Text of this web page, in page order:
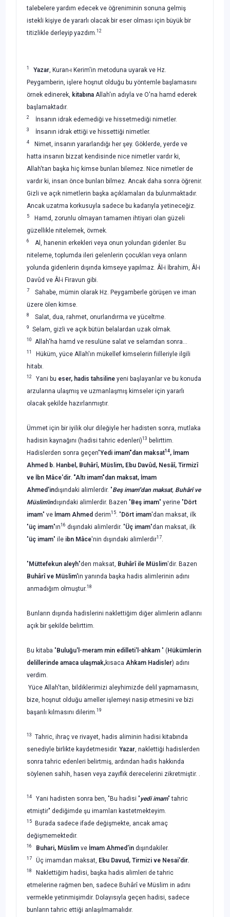
talebelere yardım edecek ve öğreniminin sonuna gelmiş
istekli kişiye de yararlı olacak bir eser olması için büyük bir
titizlikle derleyip yazdım.12
1 Yazar, Kuran-ı Kerim'in metoduna uyarak ve Hz.
Peygamberin, işlere hoşnut olduğu bu yöntemle başlamasını
örnek edinerek, kitabına Allah'ın adıyla ve O'na hamd ederek
başlamaktadır.
2 İnsanın idrak edemediği ve hissetmediği nimetler.
3 İnsanın idrak ettiği ve hissettiği nimetler.
4 Nimet, insanın yararlandığı her şey. Göklerde, yerde ve
hatta insanın bizzat kendisinde nice nimetler vardır ki,
Allah'tan başka hiç kimse bunları bilemez. Nice nimetler de
vardır ki, insan önce bunları bil­mez. Ancak daha sonra öğrenir.
Gizli ve açık nimetlerin başka açıklamaları da bulunmaktadır.
Ancak uzatma korkusuyla sadece bu kadarıyla yetineceğiz.
5 Hamd, zorunlu olmayan tamamen ihtiyari olan güzeli
güzellikle nitelemek, övmek.
6
Al, hanenin erkekleri veya onun yolundan gidenler. Bu
niteleme, toplumda ileri gelenlerin çocukları veya onların
yolunda gidenlerin dışında kimseye yapılmaz. Âl-i İbrahim, Âl-i
Davûd ve Âl-i Firavun gibi.
7
Sahabe, mümin olarak Hz. Peygamberle görüşen ve iman
üzere ölen kimse.
8 Salat, dua, rahmet, onurlandırma ve yüceltme.
9 Selam, gizli ve açık bütün belalardan uzak olmak.
10 Allah'ha hamd ve resulüne salat ve selamdan sonra...
11
Hüküm, yüce Allah'ın mükellef kimselerin fiilleriyle ilgili
hitabı.
12 Yani bu eser, hadis tahsiline yeni başlayanlar ve bu konuda
arzularına ulaşmış ve uzmanlaşmış kimse­ler için yararlı
olacak şekilde hazırlanmıştır.
Ümmet için bir iyilik olur dileğiyle her hadisten sonra, mutlaka
hadisin kayna­ğını (hadisi tahric edenleri)13 belirttim.
Hadislerden sonra geçen"Yedi imam"dan maksat14, İmam
Ahmed b. Hanbel, Buhârî, Müslim, Ebu Davûd, Nesâî, Tirmizî
ve İbn Mâce'dir. "Altı imam"dan maksat, İmam
Ahmed'indışındaki alimlerdir. "Beş imam"dan maksat, Buhârî ve
Müslim'indışındaki alimlerdir. Bazen "Beş imam" yerine "Dört
imam" ve İmam Ahmed derim15. "Dört imam'dan maksat, ilk
"üç imam"ın16 dışındaki alimlerdir. "Üç imam"dan maksat, ilk
"üç imam" ile ibn Mâce'nin dışındaki alimlerdir17.
"Müttefekun aleyh"den maksat, Buhârî ile Müslim'­dir. Bazen
Buhârî ve Müslim'in yanında başka hadis alimlerinin adını
anmadığım olmuştur.18
Bunların dışında hadislerini naklettiğim diğer alimlerin adlarını
açık bir şekilde belirttim.
Bu kitaba "Buluğu'l-meram min edilleti'l-ahkam " (Hükümlerin
delillerinde amaca ulaşmak,kısaca Ahkam Hadisler) adını
verdim.
Yüce Allah'tan, bildiklerimizi aleyhimizde delil yapmamasını,
bize, hoşnut olduğu ameller işlemeyi nasip etmesini ve bizi
başarılı kılmasını dilerim.19
13 Tahric, ihraç ve rivayet, hadis aliminin hadisi kitabında
senediyle birlikte kaydetmesidir. Yazar, naklet­tiği hadislerden
sonra tahric edenleri belirtmiş, ardından hadis hakkında
söylenen sahih, hasen veya zayıflık derecelerini zikretmiştir. .
14 Yani hadisten sonra ben, "Bu hadisi "yedi imam" tahric
etmiştir" dediğimde şu imamları kastetmekte­yim.
15 Burada sadece ifade değişmekte, ancak amaç
değişmemektedir.
16 Buhari, Müslim ve İmam Ahmed'in dışındakiler.
17 Üç imamdan maksat, Ebu Davud, Tirmizi ve Nesai'dir.
18
Naklettiğim hadisi, başka hadis alimleri de tahric
etmelerine rağmen ben, sadece Buhârî ve Müslim in adını
vermekle yetinmişimdir. Dolayısıyla geçen hadisi, sadece
bunların tahric ettiği anlaşılmamalıdır.